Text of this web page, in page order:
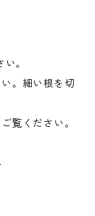
。
。細い根を切
覧ください。